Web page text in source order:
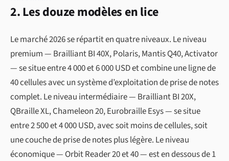
2. Les douze modèles en lice
Le marché 2026 se répartit en quatre niveaux. Le niveau
premium — Brailliant BI 40X, Polaris, Mantis Q40, Activator
— se situe entre 4 000 et 6 000 USD et combine une ligne de
40 cellules avec un système d’exploitation de prise de notes
complet. Le niveau intermédiaire — Brailliant BI 20X,
QBraille XL, Chameleon 20, Eurobraille Esys — se situe
entre 2 500 et 4 000 USD, avec soit moins de cellules, soit
une couche de prise de notes plus légère. Le niveau
économique — Orbit Reader 20 et 40 — est en dessous de 1